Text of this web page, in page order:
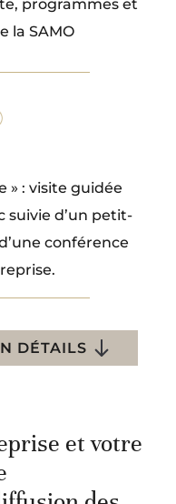
programmes et
la SAMO
» : visite guidée
suivie d’un petit-
conférence
DÉTAILS
et votre